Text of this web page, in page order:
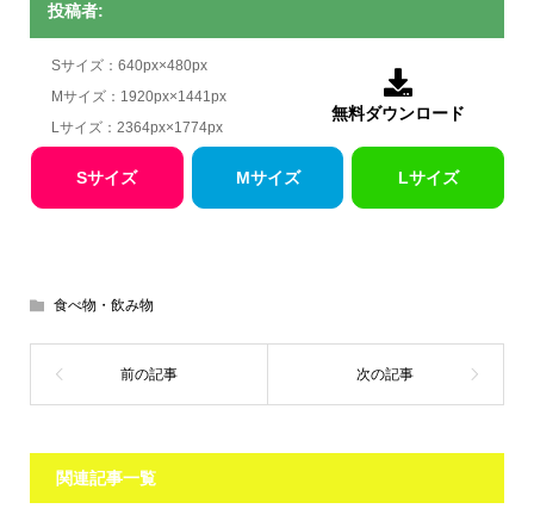
投稿者:
Sサイズ：640px×480px
Mサイズ：1920px×1441px
Lサイズ：2364px×1774px

無料ダウンロード
Sサイズ Mサイズ Lサイズ
食べ物・飲み物
関連記事一覧